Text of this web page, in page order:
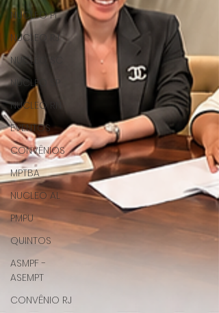
NUCLEO PI
NUCLEO RJ
NUCLEO SC
NUCLEO SP
NUCLEO RN
EVENTOS
CONVÊNIOS
MPTBA
NUCLEO AL
PMPU
QUINTOS
ASMPF -
ASEMPT
CONVÊNIO RJ